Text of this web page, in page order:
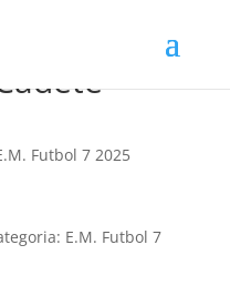
Futbol 7 2025
E.M. Futbol 7